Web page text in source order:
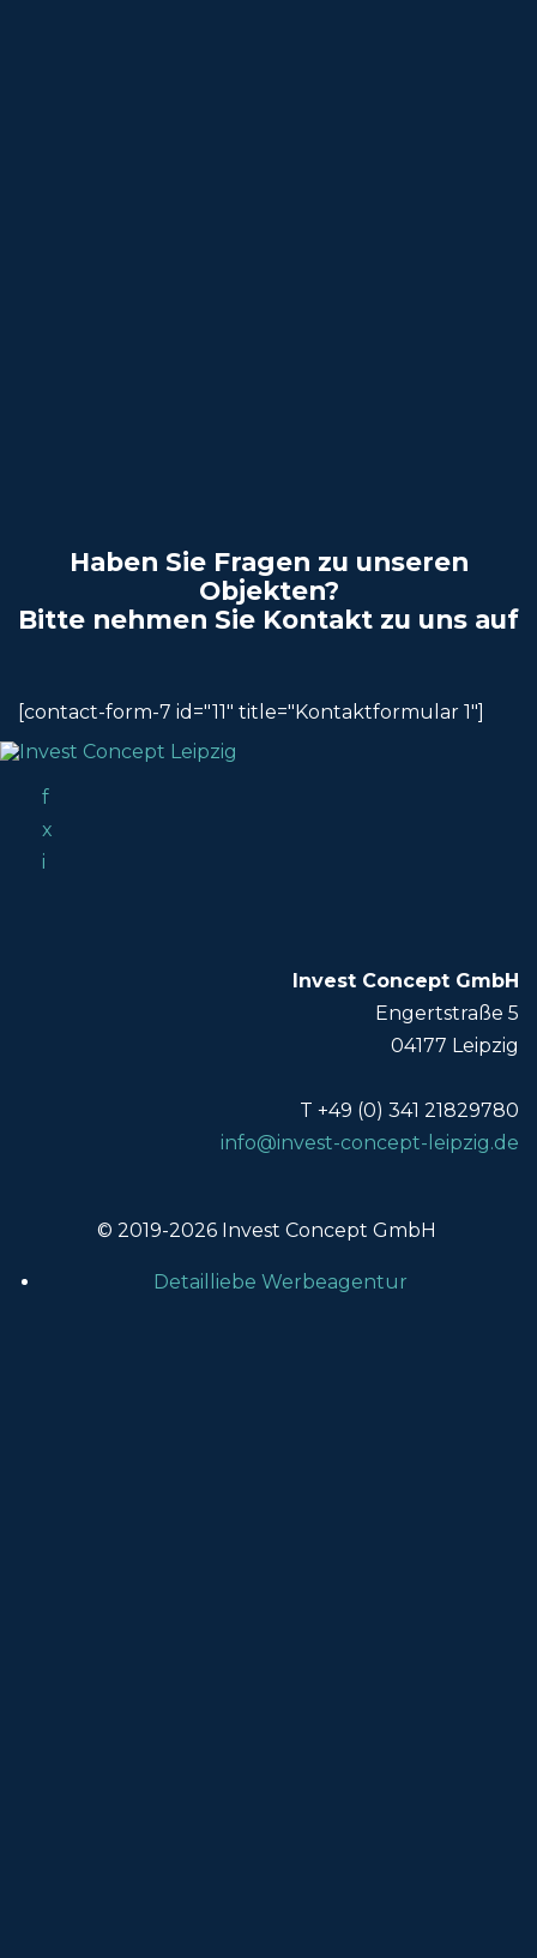
Haben Sie Fragen zu unseren
Objekten?
Bitte nehmen Sie Kontakt zu uns auf
[contact-form-7 id="11" title="Kontaktformular 1"]
f
x
i
Invest Concept GmbH
Engertstraße 5
04177 Leipzig
T +49 (0) 341 21829780
info@invest-concept-leipzig.de
© 2019-2026 Invest Concept GmbH
Detailliebe Werbeagentur